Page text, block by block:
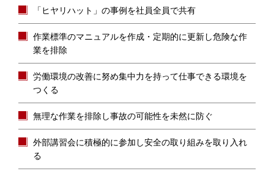
「ヒヤリハット」の事例を社員全員で共有
作業標準のマニュアルを作成・定期的に更新し危険な作
業を排除
労働環境の改善に努め集中力を持って仕事できる環境を
つくる
無理な作業を排除し事故の可能性を未然に防ぐ
外部講習会に積極的に参加し安全の取り組みを取り入れ
る